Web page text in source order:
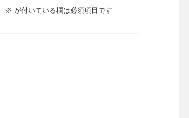
※ が付いている欄は必須項目です